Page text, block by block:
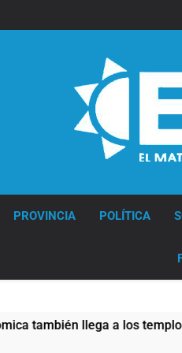
PROVINCIA POLÍTICA
llega a los templos: